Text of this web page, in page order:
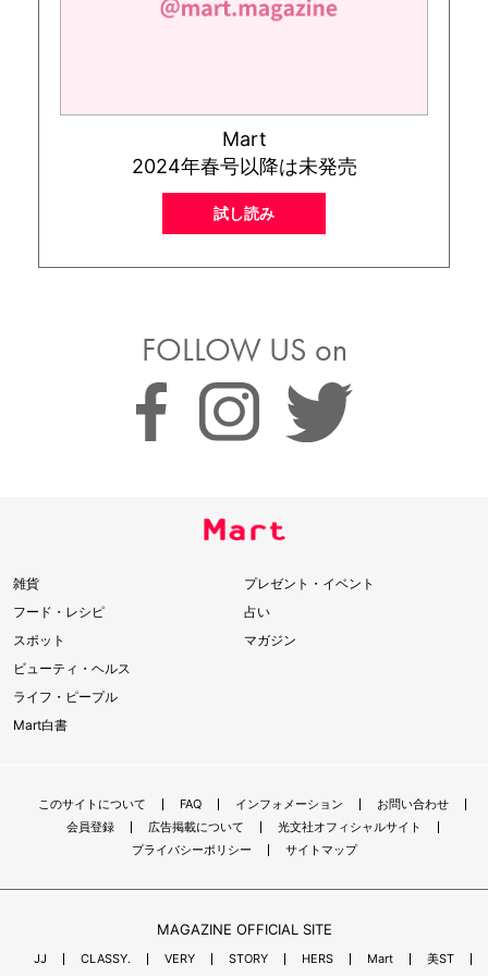
Mart
2024年春号以降は未発売
試し読み
FOLLOW US on
雑貨
フード・レシピ
スポット
ビューティ・ヘルス
ライフ・ピープル
Mart白書
プレゼント・イベント
占い
マガジン
このサイトについて FAQ インフォメーション
お問い合わせ
会員登録
広告掲載について
光文社オフィシャルサイト
プライバシーポリシー
サイトマップ
MAGAZINE OFFICIAL SITE
JJ CLASSY. VERY STORY HERS Mart
美ST